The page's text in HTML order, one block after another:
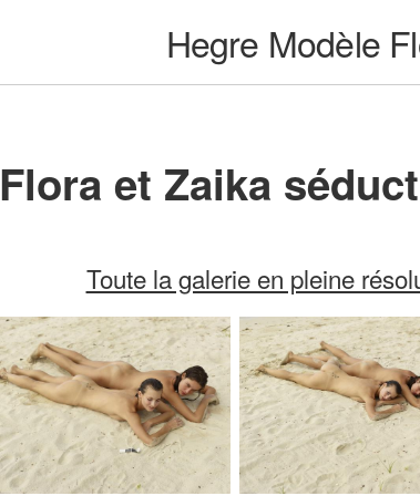
Hegre Modèle
Flora et Zaika
Toute la galerie en pleine